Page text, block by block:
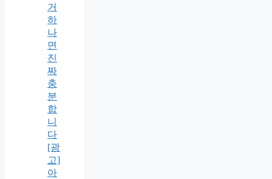
거
하
나
면
진
짜
충
분
합
니
다
[광
고]
아